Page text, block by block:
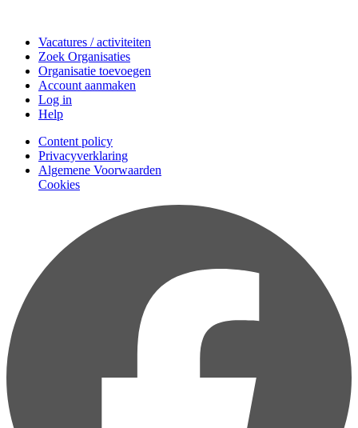
Vacatures / activiteiten
Zoek Organisaties
Organisatie toevoegen
Account aanmaken
Log in
Help
Content policy
Privacyverklaring
Algemene Voorwaarden
Cookies